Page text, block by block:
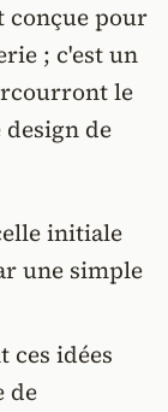
conçue pour
; c'est un
le
de
initiale
une simple
ces idées
de